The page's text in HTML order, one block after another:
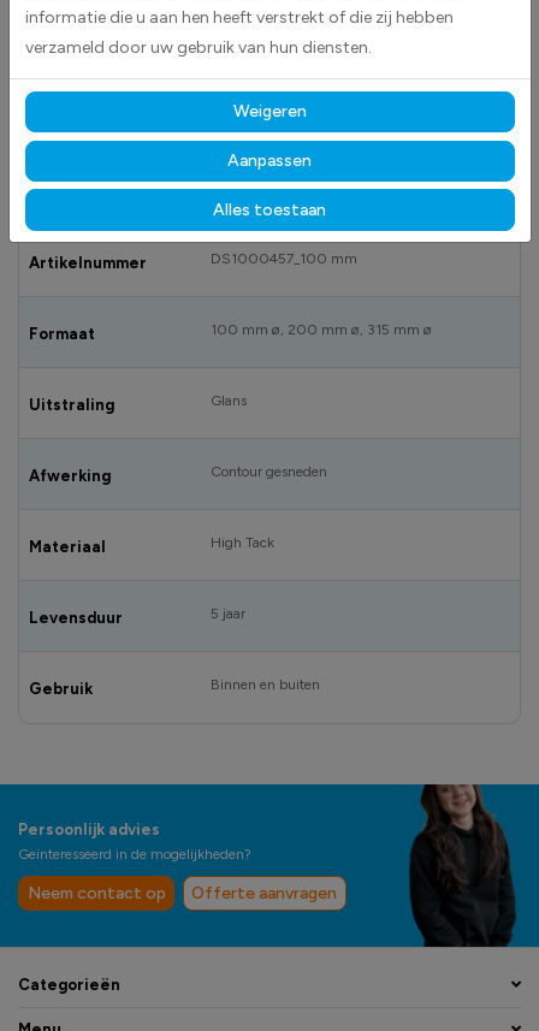
eenduidigheid van verkeersborden in Nederland te bevorderen. Bij de
totstandkoming van deze stickers zijn de gebruikte gegevens
zorgvuldig verzameld en verwerkt.
SPECIFICATIES
Artikelnummer DS1000457_100 mm
Formaat 100 mm ø, 200 mm ø, 315 mm ø
Uitstraling Glans
Afwerking Contour gesneden
Materiaal High Tack
Levensduur 5 jaar
Gebruik Binnen en buiten
Persoonlijk advies
Geïnteresseerd in de mogelijkheden?
Neem contact op Offerte aanvragen
Categorieën
informatie die u aan hen heeft verstrekt of die zij hebben
verzameld door uw gebruik van hun diensten.
Weigeren
Aanpassen
Alles toestaan